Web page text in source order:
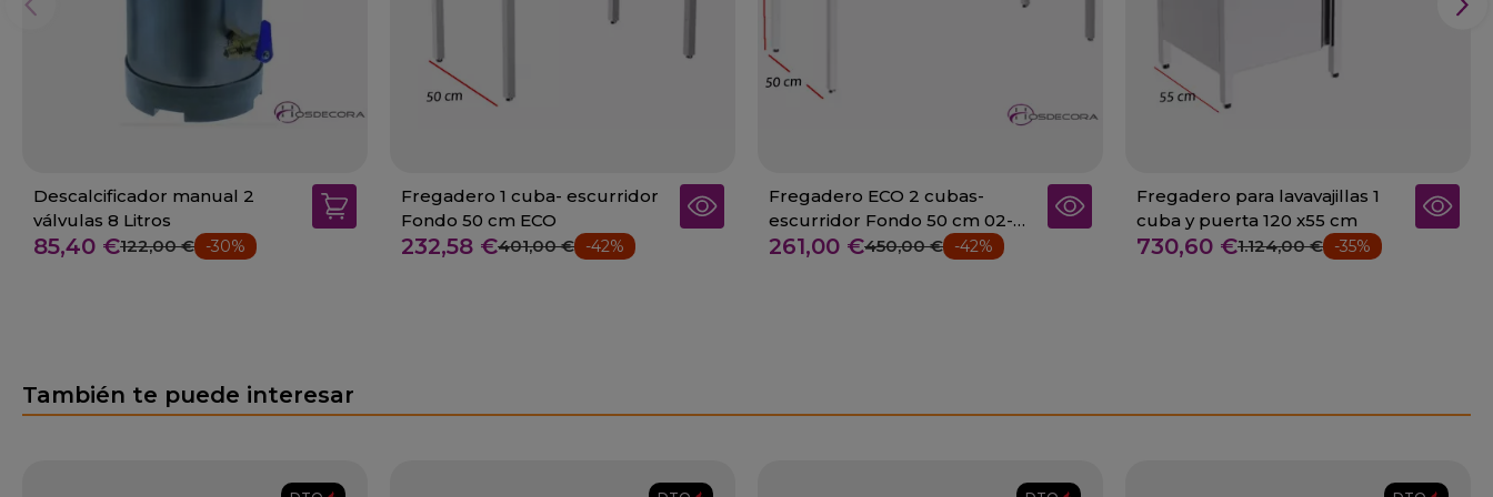
Descalcificador manual 2
válvulas 8 Litros
85,40 €122,00 € -30%
Fregadero 1 cuba- escurridor
Fondo 50 cm ECO
232,58 €401,00 € -42%
Fregadero ECO 2 cubas-
escurridor Fondo 50 cm 02-
FSD50120+
261,00 €450,00 € -42%
Fregadero para lavavajillas 1
cuba y puerta 120 x55 cm
730,60 €1.124,00 € -35%
También te puede interesar